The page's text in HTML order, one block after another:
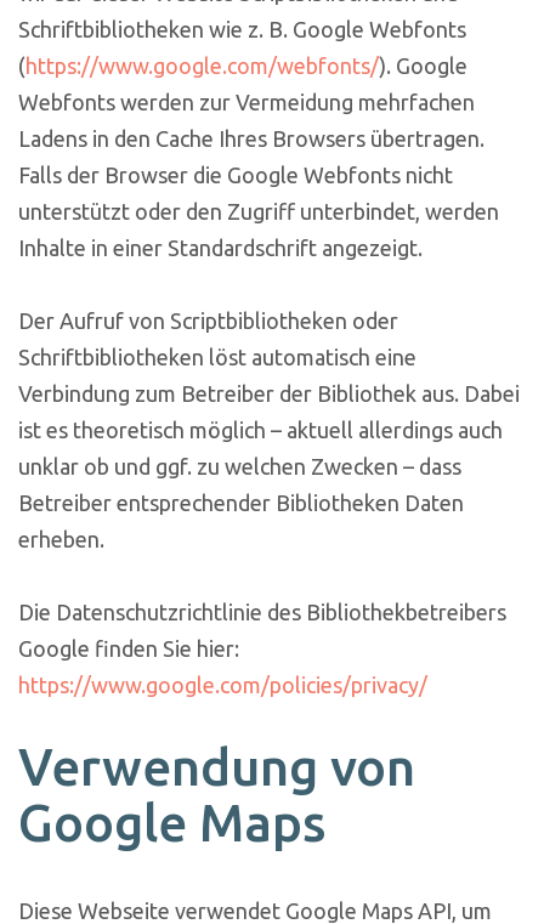
Schriftbibliotheken wie z. B. Google Webfonts
(https://www.google.com/webfonts/). Google
Webfonts werden zur Vermeidung mehrfachen
Ladens in den Cache Ihres Browsers übertragen.
Falls der Browser die Google Webfonts nicht
unterstützt oder den Zugriff unterbindet, werden
Inhalte in einer Standardschrift angezeigt.
Der Aufruf von Scriptbibliotheken oder
Schriftbibliotheken löst automatisch eine
Verbindung zum Betreiber der Bibliothek aus. Dabei
ist es theoretisch möglich – aktuell allerdings auch
unklar ob und ggf. zu welchen Zwecken – dass
Betreiber entsprechender Bibliotheken Daten
erheben.
Die Datenschutzrichtlinie des Bibliothekbetreibers
Google finden Sie hier:
https://www.google.com/policies/privacy/
Verwendung von
Google Maps
Diese Webseite verwendet Google Maps API, um